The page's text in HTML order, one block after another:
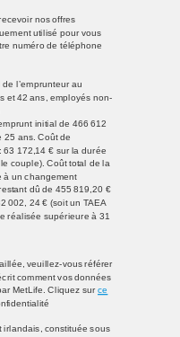
nos offres
utilisé pour vous
numéro de téléphone
l’emprunteur au
et 42 ans, employés non-
initial de 466 612
25 ans. Coût de
63 172,14 € sur la durée
couple). Coût total de la
à un changement
dû de 455 819,20 €
002, 24 € (soit un TAEA
réalisée supérieure à 31
veuillez-vous référer
comment vos données
MetLife. Cliquez surce
irlandais, constituée sous